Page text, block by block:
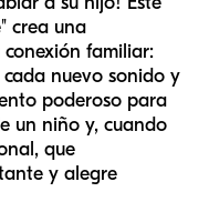
crea una
familiar:
nuevo sonido y
poderoso para
un niño y, cuando
que
y alegre